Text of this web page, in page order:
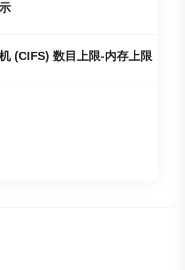
(CIFS) 数目上限-内存上限